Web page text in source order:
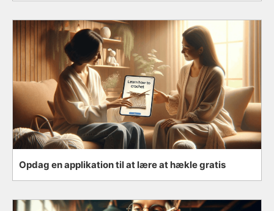
Opdag en applikation til at lære at hækle gratis